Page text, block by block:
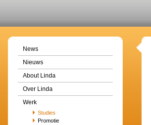
News
Nieuws
About Linda
Over Linda
Werk
Studies
Promotie